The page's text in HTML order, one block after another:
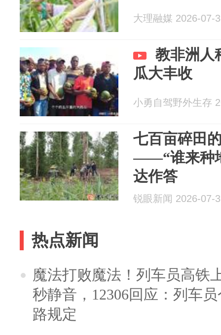
大理融媒 2026-07-
教非洲人
瓜大丰收
小勇自驾野外生存
七百亩碎田
——“谁来种
达作答
锐眼新闻 2026-07-
热点新闻
魔法打败魔法！列车员高铁
秒静音，12306回应：列车
路规定